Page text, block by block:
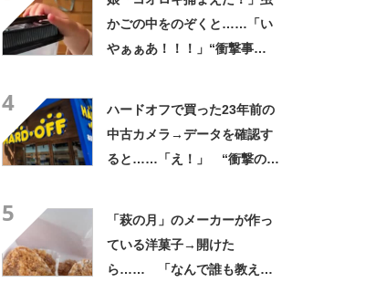
かごの中をのぞくと……「い
やぁぁあ！！！」“衝撃事
4
ハードオフで買った23年前の
中古カメラ→データを確認す
ると……「え！」 “衝撃の中
5
「萩の月」のメーカーが作っ
ている洋菓子→開けた
ら…… 「なんで誰も教えて